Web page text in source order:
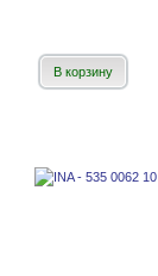
В корзину